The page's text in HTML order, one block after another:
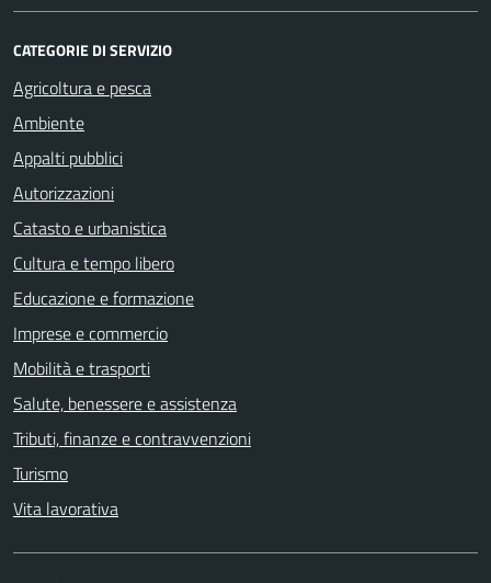
CATEGORIE DI SERVIZIO
Agricoltura e pesca
Ambiente
Appalti pubblici
Autorizzazioni
Catasto e urbanistica
Cultura e tempo libero
Educazione e formazione
Imprese e commercio
Mobilità e trasporti
Salute, benessere e assistenza
Tributi, finanze e contravvenzioni
Turismo
Vita lavorativa